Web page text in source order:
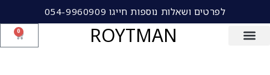
לפרטים ושאלות נוספות חייגו 054-9960909
ROYTMAN
0